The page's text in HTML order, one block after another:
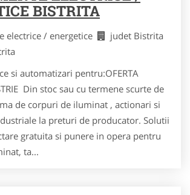
BISTRITA
electrice / energetice
judet Bistrita
si automatizari pentru:OFERTA
Din stoc sau cu termene scurte de
de corpuri de iluminat , actionari si
la preturi de producator. Solutii
gratuita si punere in opera pentru
ta...